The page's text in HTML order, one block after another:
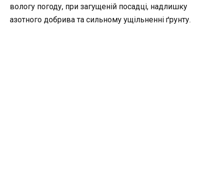
вологу погоду, при загущеній посадці, надлишку
азотного добрива та сильному ущільненні ґрунту.